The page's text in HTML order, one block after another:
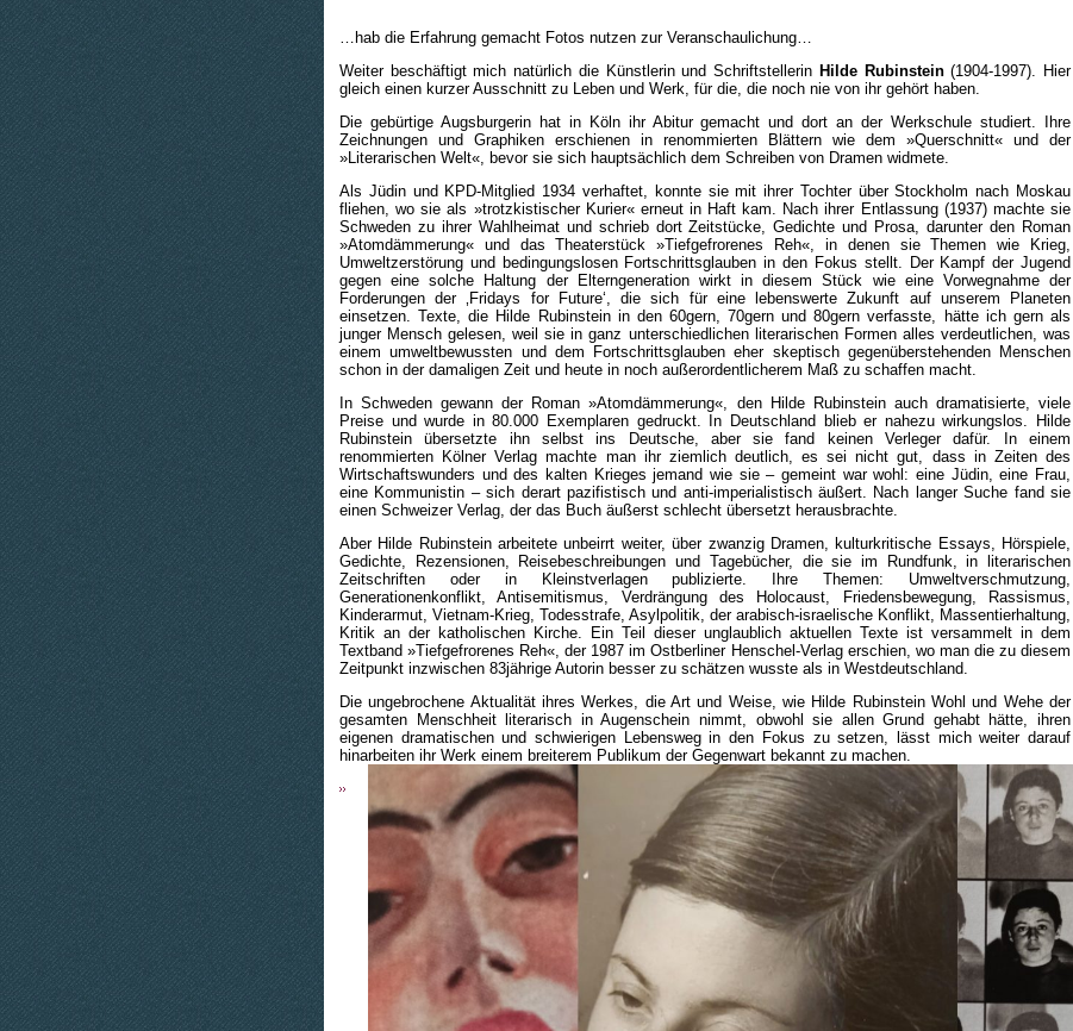
…hab die Erfahrung gemacht Fotos nutzen zur Veranschaulichung…
Weiter beschäftigt mich natürlich die Künstlerin und Schriftstellerin Hilde Rubinstein(1904-1997). Hier
gleich einen kurzer Ausschnitt zu Leben und Werk, für die, die noch nie von ihr gehört haben.
Die gebürtige Augsburgerin hat in Köln ihr Abitur gemacht und dort an der Werkschule studiert. Ihre
Zeichnungen und Graphiken erschienen in renommierten Blättern wie dem »Querschnitt« und der
»Literarischen Welt«, bevor sie sich hauptsächlich dem Schreiben von Dramen widmete.
Als Jüdin und KPD-Mitglied 1934 verhaftet, konnte sie mit ihrer Tochter über Stockholm nach Moskau
fliehen, wo sie als »trotzkistischer Kurier« erneut in Haft kam. Nach ihrer Entlassung (1937) machte sie
Schweden zu ihrer Wahlheimat und schrieb dort Zeitstücke, Gedichte und Prosa, darunter den Roman
»Atomdämmerung« und das Theaterstück »Tiefgefrorenes Reh«, in denen sie Themen wie Krieg,
Umweltzerstörung und bedingungslosen Fortschrittsglauben in den Fokus stellt. Der Kampf der Jugend
gegen eine solche Haltung der Elterngeneration wirkt in diesem Stück wie eine Vorwegnahme der
Forderungen der ‚Fridays for Future‘, die sich für eine lebenswerte Zukunft auf unserem Planeten
einsetzen. Texte, die Hilde Rubinstein in den 60gern, 70gern und 80gern verfasste, hätte ich gern als
junger Mensch gelesen, weil sie in ganz unterschiedlichen literarischen Formen alles verdeutlichen, was
einem umweltbewussten und dem Fortschrittsglauben eher skeptisch gegenüberstehenden Menschen
schon in der damaligen Zeit und heute in noch außerordentlicherem Maß zu schaffen macht.
In Schweden gewann der Roman »Atomdämmerung«, den Hilde Rubinstein auch dramatisierte, viele
Preise und wurde in 80.000 Exemplaren gedruckt. In Deutschland blieb er nahezu wirkungslos. Hilde
Rubinstein übersetzte ihn selbst ins Deutsche, aber sie fand keinen Verleger dafür. In einem
renommierten Kölner Verlag machte man ihr ziemlich deutlich, es sei nicht gut, dass in Zeiten des
Wirtschaftswunders und des kalten Krieges jemand wie sie – gemeint war wohl: eine Jüdin, eine Frau,
eine Kommunistin – sich derart pazifistisch und anti-imperialistisch äußert. Nach langer Suche fand sie
einen Schweizer Verlag, der das Buch äußerst schlecht übersetzt herausbrachte.
Aber Hilde Rubinstein arbeitete unbeirrt weiter, über zwanzig Dramen, kulturkritische Essays, Hörspiele,
Gedichte, Rezensionen, Reisebeschreibungen und Tagebücher, die sie im Rundfunk, in literarischen
Zeitschriften oder in Kleinstverlagen publizierte. Ihre Themen: Umweltverschmutzung,
Generationenkonflikt, Antisemitismus, Verdrängung des Holocaust, Friedensbewegung, Rassismus,
Kinderarmut, Vietnam-Krieg, Todesstrafe, Asylpolitik, der arabisch-israelische Konflikt, Massentierhaltung,
Kritik an der katholischen Kirche. Ein Teil dieser unglaublich aktuellen Texte ist versammelt in dem
Textband »Tiefgefrorenes Reh«, der 1987 im Ostberliner Henschel-Verlag erschien, wo man die zu diesem
Zeitpunkt inzwischen 83jährige Autorin besser zu schätzen wusste als in Westdeutschland.
Die ungebrochene Aktualität ihres Werkes, die Art und Weise, wie Hilde Rubinstein Wohl und Wehe der
gesamten Menschheit literarisch in Augenschein nimmt, obwohl sie allen Grund gehabt hätte, ihren
eigenen dramatischen und schwierigen Lebensweg in den Fokus zu setzen, lässt mich weiter darauf
hinarbeiten ihr Werk einem breiterem Publikum der Gegenwart bekannt zu machen.